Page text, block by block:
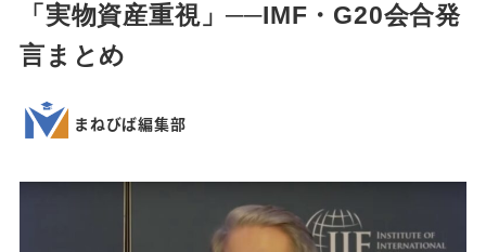
へ
移
動
「実物資産重視」──IMF・G20会合発
言まとめ
著
まねびば編集部